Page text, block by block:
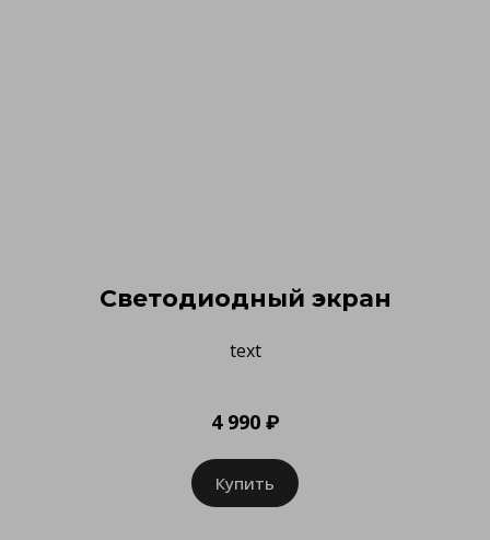
Светодиодный экран
text
4 990 ₽
Купить